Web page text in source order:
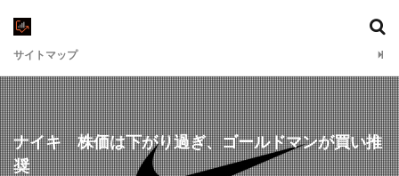
サイトマップ
ナイキ 株価は下がり過ぎ、ゴールドマンが買い推
奨